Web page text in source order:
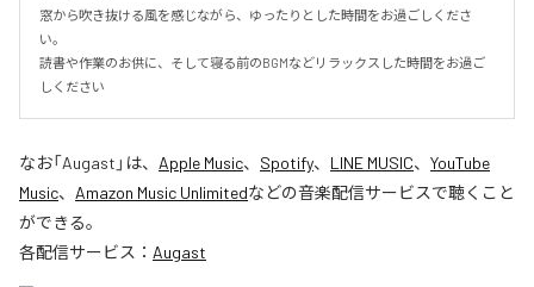
窓から吹き抜ける風を感じながら、ゆったりとした時間をお過ごしくださ
い。
読書や作業のお供に、そして寝る前のBGMなどリラックスした時間をお過ご
しください
なお「Augast 」は、 Apple Music、 Spotify、 LINE MUSIC、 YouTube
Music、 Amazon Music Unlimitedなどの音楽配信サービスで聴くこと
ができる。
各配信サービス： Augast